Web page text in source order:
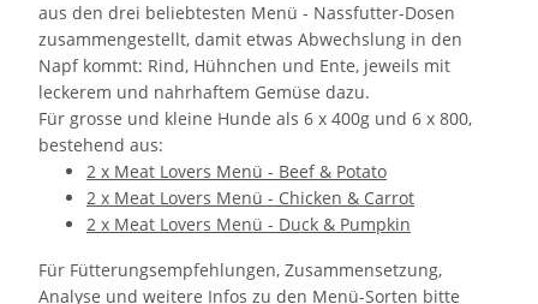
aus den drei beliebtesten Menü - Nassfutter-Dosen
zusammengestellt, damit etwas Abwechslung in den
Napf kommt: Rind, Hühnchen und Ente, jeweils mit
leckerem und nahrhaftem Gemüse dazu.
Für grosse und kleine Hunde als 6 x 400g und 6 x 800,
bestehend aus:
2 x Meat Lovers Menü - Beef & Potato
2 x Meat Lovers Menü - Chicken & Carrot
2 x Meat Lovers Menü - Duck & Pumpkin
Für Fütterungsempfehlungen, Zusammensetzung,
Analyse und weitere Infos zu den Menü-Sorten bitte